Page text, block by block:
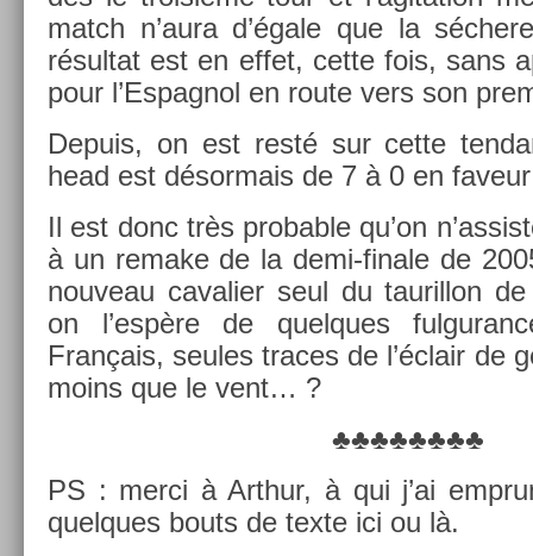
match n’aura d’égale que la
résul­tat est en effet, cette fois, sans
pour l’Es­pagnol en route vers son
De­puis, on est resté sur cette
head est désor­mais de 7 à 0 en
Il est donc très pro­b­able qu’on
à un re­make de la demi-finale de
nouveau cavali­er seul du tauril­lon
on l’espère de quel­ques
Français, seules traces de l’éclair de
moins que le vent… ?
♣♣♣♣♣♣♣♣
PS : merci à Arthur, à qui j’ai
quel­ques bouts de texte ici ou là.